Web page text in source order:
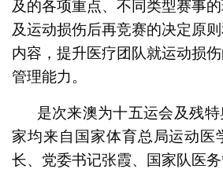
及的各项重点、不同类型赛事
及运动损伤后再竞赛的决定原
内容，提升医疗团队就运动损
管理能力。
是次来澳为十五运会及残
家均来自国家体育总局运动医
长、党委书记张霞、国家队医